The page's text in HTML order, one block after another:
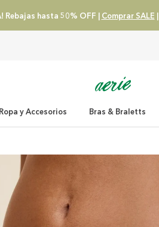
Rebajas hasta 50% OFF | Comprar SALE |
Ropa y Accesorios Bras & Braletts